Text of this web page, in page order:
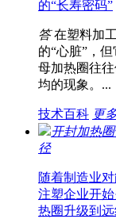
的“长寿密码”
答在塑料加
的“心脏”，
母加热圈往
均的现象。...
技术百科 更
开封加热
径
随着制造业
注塑企业开
热圈升级到